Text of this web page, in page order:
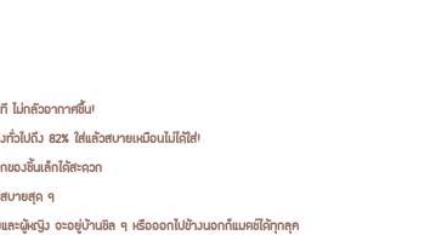
ไม่กลัวอากาศชื้น!
ไปถึง 82% ใส่แล้วสบายเหมือนไม่ได้ใส่!
องชิ้นเล็กได้สะดวก
สบายสุด ๆ
ละผู้หญิง จะอยู่บ้านชิล ๆ หรือออกไปข้างนอกก็แมตช์ได้ทุกลุค